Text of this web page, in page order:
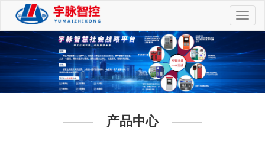
切
换
航
产品中心